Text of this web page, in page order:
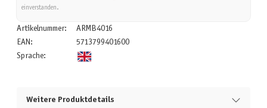
einverstanden.
Artikelnummer:
ARMB4016
EAN:
5713799401600
Sprache:
Weitere Produktdetails